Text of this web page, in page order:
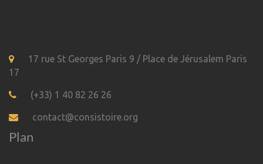
17 rue St Georges Paris 9 / Place de Jérusalem Paris
17
(+33) 1 40 82 26 26
contact@consistoire.org
Plan